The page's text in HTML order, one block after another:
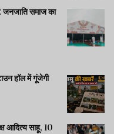
जनजाति समाज का
हॉल में गूंजेगी
आदित्य साहू, 10